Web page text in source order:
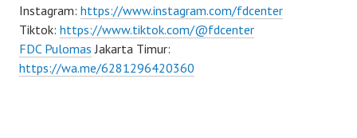
Instagram: https://www.instagram.com/fdcenter
Tiktok: https://www.tiktok.com/@fdcenter
FDC Pulomas Jakarta Timur:
https://wa.me/6281296420360